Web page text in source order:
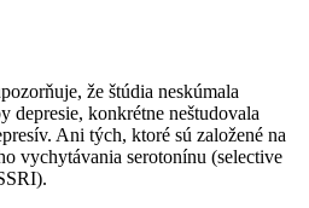
že štúdia neskúmala
konkrétne neštudovala
Ani tých, ktoré sú založené na
vychytávania serotonínu (selective